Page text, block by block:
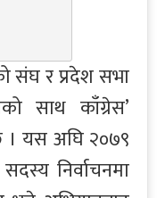
संघ र प्रदेश सभा
साथ काँग्रेस’
यस अघि २०७९
निर्वाचनमा